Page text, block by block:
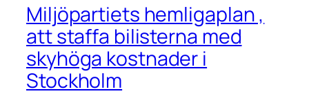
Miljöpartiets hemligaplan ,
att staffa bilisterna med
skyhöga kostnader i
Stockholm